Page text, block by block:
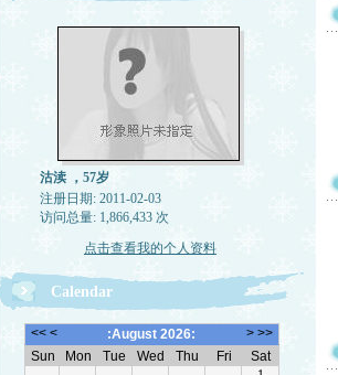
沽渎 ，57岁
注册日期: 2011-02-03
访问总量: 1,866,433 次
点击查看我的个人资料
Calendar